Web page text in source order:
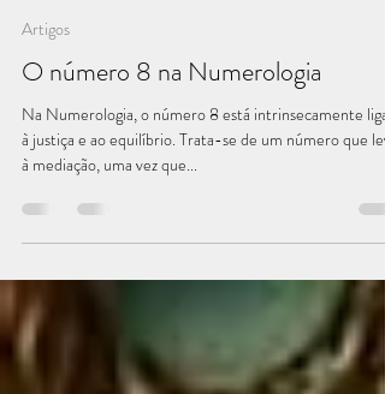
1 de ago. de 2024
2 min de leitura
Artigos
O número 8 na Numerologia
à justiça e ao equilíbrio. Trata-se de um número que leva
à mediação, uma vez que...